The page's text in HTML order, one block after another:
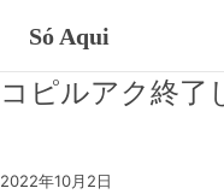
Só Aqui
コピルアク終了
2022年10月2日